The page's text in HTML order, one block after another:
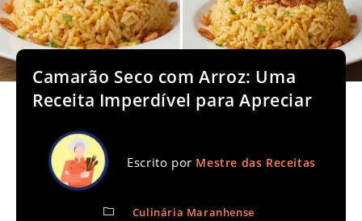
Camarão Seco com Arroz: Uma
Receita Imperdível para Apreciar
Escrito por Mestre das Receitas
Culinária Maranhense